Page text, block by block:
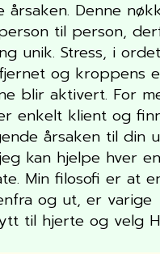
årsaken. Denne
til person,
unik. Stress, i
og kroppens
blir aktivert. For
enkelt klient og
årsaken til din
kan hjelpe hver
Min filosofi er at
og ut, er varige
til hjerte og velg